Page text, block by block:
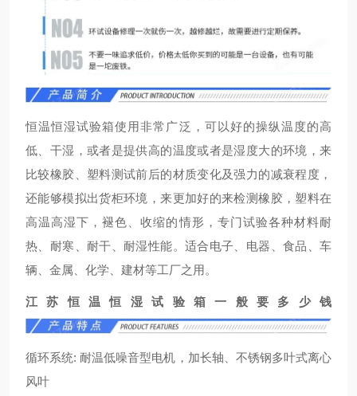
恒温恒湿试验箱使用非常广泛，可以好的操纵温度的高
低、干湿，或者是提供高的温度或者是湿度大的环境，来
比较橡胶、塑料测试前后的材质变化及强力的减衰程度，
还能够模拟出货柜环境，来更加好的来检测橡胶，塑料在
高温高湿下，褪色、收缩的情形，专门试验各种材料耐
热、耐寒、耐干、耐湿性能。适合电子、电器、食品、车
辆、金属、化学、建材等工厂之用。
江苏恒温恒湿试验箱一般要多少钱
循环系统: 耐温低噪音型电机 ，加长轴 、不锈钢多叶式离心
风叶